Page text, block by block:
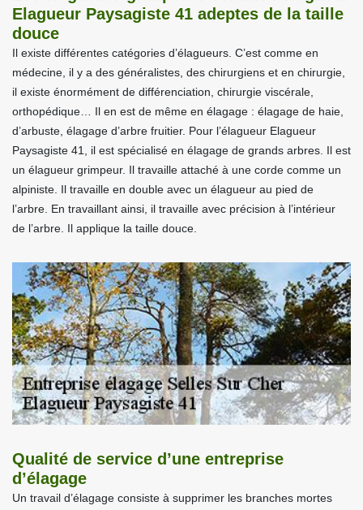
Elagueur Paysagiste 41 adeptes de la taille
douce
Il existe différentes catégories d’élagueurs. C’est comme en
médecine, il y a des généralistes, des chirurgiens et en chirurgie,
il existe énormément de différenciation, chirurgie viscérale,
orthopédique… Il en est de même en élagage : élagage de haie,
d’arbuste, élagage d’arbre fruitier. Pour l’élagueur Elagueur
Paysagiste 41, il est spécialisé en élagage de grands arbres. Il est
un élagueur grimpeur. Il travaille attaché à une corde comme un
alpiniste. Il travaille en double avec un élagueur au pied de
l’arbre. En travaillant ainsi, il travaille avec précision à l’intérieur
de l’arbre. Il applique la taille douce.
Qualité de service d’une entreprise
d’élagage
Un travail d’élagage consiste à supprimer les branches mortes